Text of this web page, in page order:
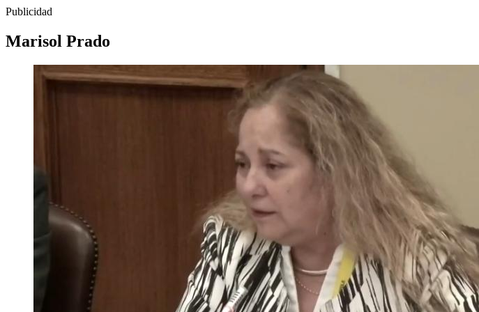
Publicidad
Marisol Prado